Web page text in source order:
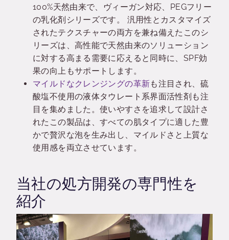
100%天然由来で、ヴィーガン対応、PEGフリー
の乳化剤シリーズです。 汎用性とカスタマイズ
されたテクスチャーの両方を兼ね備えたこのシ
リーズは、高性能で天然由来のソリューション
に対する高まる需要に応えると同時に、SPF効
果の向上もサポートします。
マイルドなクレンジングの革新も注目され、硫
酸塩不使用の液体タウレート系界面活性剤も注
目を集めました。使いやすさを追求して設計さ
れたこの製品は、すべての肌タイプに適した豊
かで贅沢な泡を生み出し、マイルドさと上質な
使用感を両立させています。
当社の処方開発の専門性を
紹介